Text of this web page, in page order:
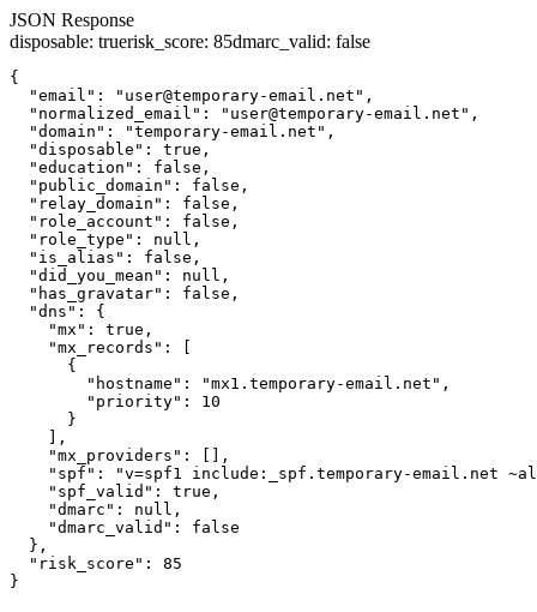
JSON Response
disposable: truerisk_score: 85dmarc_valid: false
{
  "email": "user@temporary-email.net",
  "normalized_email": "user@temporary-email.net",
  "domain": "temporary-email.net",
  "disposable": true,
  "education": false,
  "public_domain": false,
  "relay_domain": false,
  "role_account": false,
  "role_type": null,
  "is_alias": false,
  "did_you_mean": null,
  "has_gravatar": false,
  "dns": {
    "mx": true,
    "mx_records": [
      {
        "hostname": "mx1.temporary-email.net",
        "priority": 10
      }
    ],
    "mx_providers": [],
"spf": "v=spf1 include:_spf.temporary-email.net
    "spf_valid": true,
    "dmarc": null,
    "dmarc_valid": false
  },
  "risk_score": 85
}